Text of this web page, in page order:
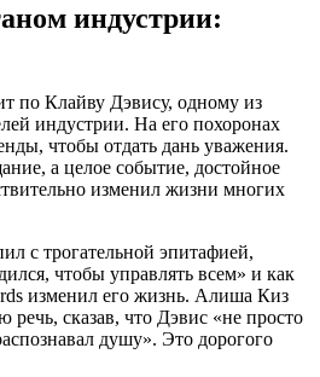
индустрии:
по Клайву Дэвису, одному из
индустрии. На его похоронах
чтобы отдать дань уважения.
а целое событие, достойное
изменил жизни многих
с трогательной эпитафией,
чтобы управлять всем» и как
изменил его жизнь. Алиша Киз
сказав, что Дэвис «не просто
душу». Это дорогого